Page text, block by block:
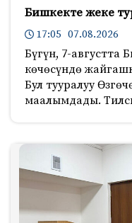
Бишкекте жеке
17:05 07.08.2026
Бүгүн, 7-августта
көчөсүндө
Бул тууралуу
маалымдады.